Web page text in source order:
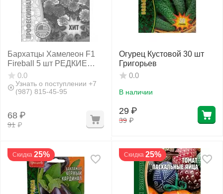
Бархатцы Хамелеон F1
Fireball 5 шт РЕДКИЕ
СЕМЕНА
0.0
Узнать о поступлении +7
(987) 815-45-95
91 ₽
68 ₽
Огурец Кустовой 30 шт
Григорьев
0.0
В наличии
39 ₽
29 ₽
Скидка 25% Скидка 25%